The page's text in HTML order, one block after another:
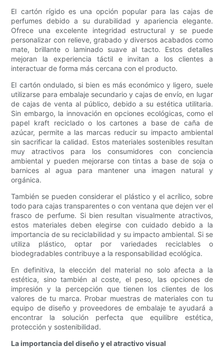
El cartón rígido es una opción popular para las cajas de
perfumes debido a su durabilidad y apariencia elegante.
Ofrece una excelente integridad estructural y se puede
personalizar con relieve, grabado y diversos acabados como
mate, brillante o laminado suave al tacto. Estos detalles
mejoran la experiencia táctil e invitan a los clientes a
interactuar de forma más cercana con el producto.
El cartón ondulado, si bien es más económico y ligero, suele
utilizarse para embalaje secundario y cajas de envío, en lugar
de cajas de venta al público, debido a su estética utilitaria.
Sin embargo, la innovación en opciones ecológicas, como el
papel kraft reciclado o los cartones a base de caña de
azúcar, permite a las marcas reducir su impacto ambiental
sin sacrificar la calidad. Estos materiales sostenibles resultan
muy atractivos para los consumidores con conciencia
ambiental y pueden mejorarse con tintas a base de soja o
barnices al agua para mantener una imagen natural y
orgánica.
También se pueden considerar el plástico y el acrílico, sobre
todo para cajas transparentes o con ventana que dejen ver el
frasco de perfume. Si bien resultan visualmente atractivos,
estos materiales deben elegirse con cuidado debido a la
importancia de su reciclabilidad y su impacto ambiental. Si se
utiliza plástico, optar por variedades reciclables o
biodegradables contribuye a la responsabilidad ecológica.
En definitiva, la elección del material no solo afecta a la
estética, sino también al coste, el peso, las opciones de
impresión y la percepción que tienen los clientes de los
valores de tu marca. Probar muestras de materiales con tu
equipo de diseño y proveedores de embalaje te ayudará a
encontrar la solución perfecta que equilibre estética,
protección y sostenibilidad.
La importancia del diseño y el atractivo visual